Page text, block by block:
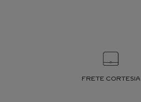
FRETE CORTESIA